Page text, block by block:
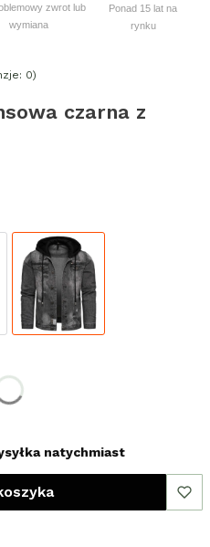
zwrot lub
wymiana
Ponad 15 lat na
rynku
0)
czarna z
natychmiast